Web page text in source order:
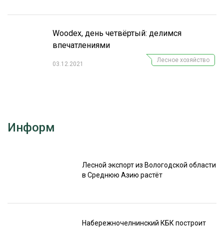
Woodex, день четвёртый: делимся
впечатлениями
03.12.2021
Лесное хозяйство
Информ
Лесной экспорт из Вологодской области
в Среднюю Азию растёт
Набережночелнинский КБК построит